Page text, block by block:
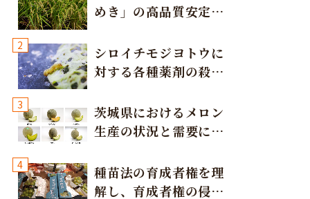
が根強い
箱出荷の需要が高まる
と数量の確保を要望
き数量の安定および増産を要望
めき」の高品質安定多
2
シロイチモジヨトウに
対する各種薬剤の殺虫
3
茨城県におけるメロン
生産の状況と需要に応
4
種苗法の育成者権を理
解し、育成者権の侵害